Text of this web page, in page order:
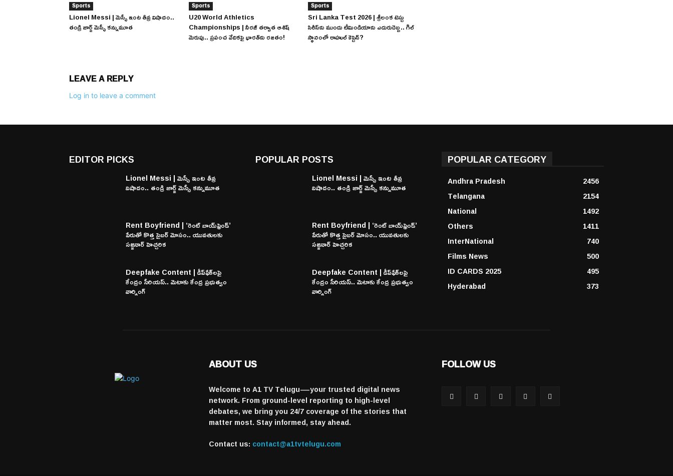
Sports
Lionel Messi | మెస్సీ ఇంట తీవ్ర విషాదం..
తండ్రి జార్జ్ మెస్సీ కన్నుమూత
Sports
U20 World Athletics
Championships | నీరజ్ తర్వాత ఆశిష్
మెరుపు.. ప్రపంచ వేదికపై భారత్‌కు రజతం!
Sports
Sri Lanka Test 2026 | శ్రీలంక టెస్టు
సిరీస్‌కు ముందు టీమిండియాకు ఎదురుదెబ్బ.. గిల్
స్థానంలో రాహుల్ కెప్టెన్?
LEAVE A REPLY
Log in to leave a comment
EDITOR PICKS
Lionel Messi | మెస్సీ ఇంట తీవ్ర
విషాదం.. తండ్రి జార్జ్ మెస్సీ కన్నుమూత
Rent Boyfriend | ‘రెంట్ బాయ్‌ఫ్రెండ్’
పేరుతో కొత్త సైబర్ మోసం.. యువతులకు
సజ్జనార్ హెచ్చరిక
Deepfake Content | డీప్‌ఫేక్‌లపై
కేంద్రం సీరియస్.. మెటాకు కేంద్ర ప్రభుత్వం
వార్నింగ్
POPULAR POSTS
Lionel Messi | మెస్సీ ఇంట తీవ్ర
విషాదం.. తండ్రి జార్జ్ మెస్సీ కన్నుమూత
Rent Boyfriend | ‘రెంట్ బాయ్‌ఫ్రెండ్’
పేరుతో కొత్త సైబర్ మోసం.. యువతులకు
సజ్జనార్ హెచ్చరిక
Deepfake Content | డీప్‌ఫేక్‌లపై
కేంద్రం సీరియస్.. మెటాకు కేంద్ర ప్రభుత్వం
వార్నింగ్
POPULAR CATEGORY
Andhra Pradesh
2456
Telangana
2154
National
1492
Others
1411
InterNational
740
Films News
500
ID CARDS 2025
495
Hyderabad
373
ABOUT US
Welcome to A1 TV Telugu—your trusted digital news
network. From ground-level reporting to high-level
debates, we bring you 24/7 coverage of the stories that
matter most. Stay informed, stay ahead.
Contact us: contact@a1tvtelugu.com
FOLLOW US